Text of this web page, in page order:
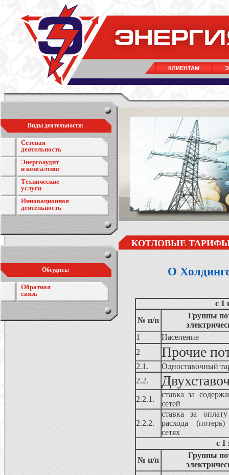
КЛИЕНТАМ
Виды деятельности:
Сетевая
деятельность
Энергоаудит
и консалтинг
Технические
услуги
Инновационная
деятельность
Обсудить:
Обратная
связь
КОТЛОВЫЕ
О
с 1
№ п/п
Группы
1
Население
2
Прочие
2.1.
Одноставочный
2.2.
2.2.1.
ставка за
сетей
2.2.2.
ставка за оплату
расхода
сетях
с 1
№ п/п
Группы